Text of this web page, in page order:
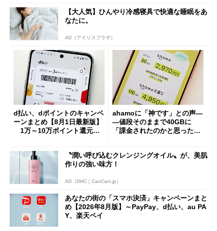
【大人気】ひんやり冷感寝具で快適な睡眠をあ
なたに。
AD（アイリスプラザ）
d払い、dポイントのキャンペ
ーンまとめ【8月1日最新版】
1万～10万ポイント還元の
ahamoに「神です」との声―
―値段そのままで40GBに
「課金されたのかと思った」
〝潤い呼び込むクレンジングオイル〟が、美肌
作りの強い味方！
AD（DHC｜CanCam.jp）
あなたの街の「スマホ決済」キャンペーンまと
め【2026年8月版】～PayPay、d払い、au PA
Y、楽天ペイ